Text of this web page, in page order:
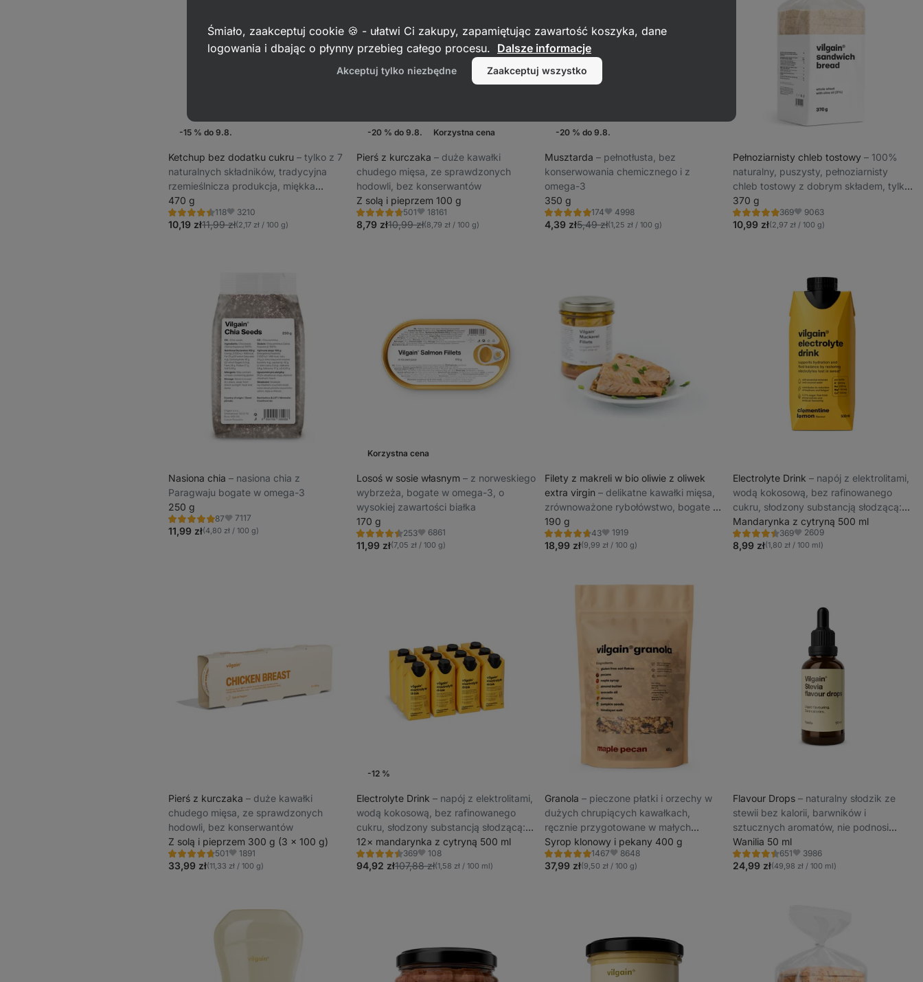
-15 % do 9.8.
Ketchup bez dodatku cukru ⁠–⁠ tylko z 7
naturalnych składników, tradycyjna
rzemieślnicza produkcja, miękka
struktura, bez konserwantów
470 g
118
Ocena
4.4/5,
Ulubione
3210
10,19 zł11,99 zł(2,17 zł / 100 g)
-20 % do 9.8. Korzystna cena
Promocja tygodnia
Pierś z kurczaka ⁠–⁠ duże kawałki
chudego mięsa, ze sprawdzonych
hodowli, bez konserwantów
Z solą i pieprzem 100 g
501
Ocena
4.8/5,
501
Ulubione
18161
8,79 zł10,99 zł(8,79 zł / 100 g)
-20 % do 9.8.
Musztarda ⁠–⁠ pełnotłusta, bez
konserwowania chemicznego i z
omega-3
350 g
174
Ocena
4.9/5,
174
Ulubione
4998
4,39 zł5,49 zł(1,25 zł / 100 g)
Pełnoziarnisty chleb tostowy ⁠–⁠ 100%
naturalny, puszysty, pełnoziarnisty
chleb tostowy z dobrym składem, tylko
7 składników
370 g
369
Ocena
4.8/5,
369
Ulubione
9063
10,99 zł(2,97 zł / 100 g)
Nasiona chia ⁠–⁠ nasiona chia z
Paragwaju bogate w omega-3
250 g
87
Ocena
4.9/5,
87
Ulubione
7117
11,99 zł(4,80 zł / 100 g)
Korzystna cena
Losoś w sosie własnym ⁠–⁠ z norweskiego
wybrzeża, bogate w omega-3, o
wysokiej zawartości białka
170 g
253
Ocena
4.3/5,
253
Ulubione
6861
11,99 zł(7,05 zł / 100 g)
Filety z makreli w bio oliwie z oliwek
extra virgin ⁠–⁠ delikatne kawałki mięsa,
zrównoważone rybołówstwo, bogate w
białko i kwasy omega-3
190 g
43
Ocena
4.7/5,
43
Ulubione
1919
18,99 zł(9,99 zł / 100 g)
Electrolyte Drink ⁠–⁠ napój z elektrolitami,
wodą kokosową, bez rafinowanego
cukru, słodzony substancją słodzącą:
glikozydy stewiolowe ze stewii
Mandarynka z cytryną 500 ml
369
Ocena
4.5/5,
369
Ulubione
2609
8,99 zł(1,80 zł / 100 ml)
Pierś z kurczaka ⁠–⁠ duże kawałki
chudego mięsa, ze sprawdzonych
hodowli, bez konserwantów
Z solą i pieprzem 300 g (3 x 100 g)
501
Ocena
4.8/5,
Ulubione
1891
33,99 zł(11,33 zł / 100 g)
-12 %
Electrolyte Drink ⁠–⁠ napój z elektrolitami,
wodą kokosową, bez rafinowanego
cukru, słodzony substancją słodzącą:
glikozydy stewiolowe ze stewii
12× mandarynka z cytryną 500 ml
369
Ocena
4.5/5,
369
Ulubione
108
94,92 zł107,88 zł(1,58 zł / 100 ml)
Granola ⁠–⁠ pieczone płatki i orzechy w
dużych chrupiących kawałkach,
ręcznie przygotowane w małych
partiach dla utrzymania maksymalnej
świeżości
Syrop klonowy i pekany 400 g
1467
Ocena
4.8/5,
1467
Ulubione
8648
37,99 zł(9,50 zł / 100 g)
Flavour Drops ⁠–⁠ naturalny słodzik ze
stewii bez kalorii, barwników i
sztucznych aromatów, nie podnosi
poziomu cukru we krwi
Wanilia 50 ml
651
Ocena
4.5/5,
Ulubione
3986
24,99 zł(49,98 zł / 100 ml)
Śmiało, zaakceptuj cookie 🍪 - ułatwi Ci zakupy, zapamiętując zawartość koszyka, dane
logowania i dbając o płynny przebieg całego procesu. Dalsze informacje
Akceptuj tylko niezbędne Zaakceptuj wszystko